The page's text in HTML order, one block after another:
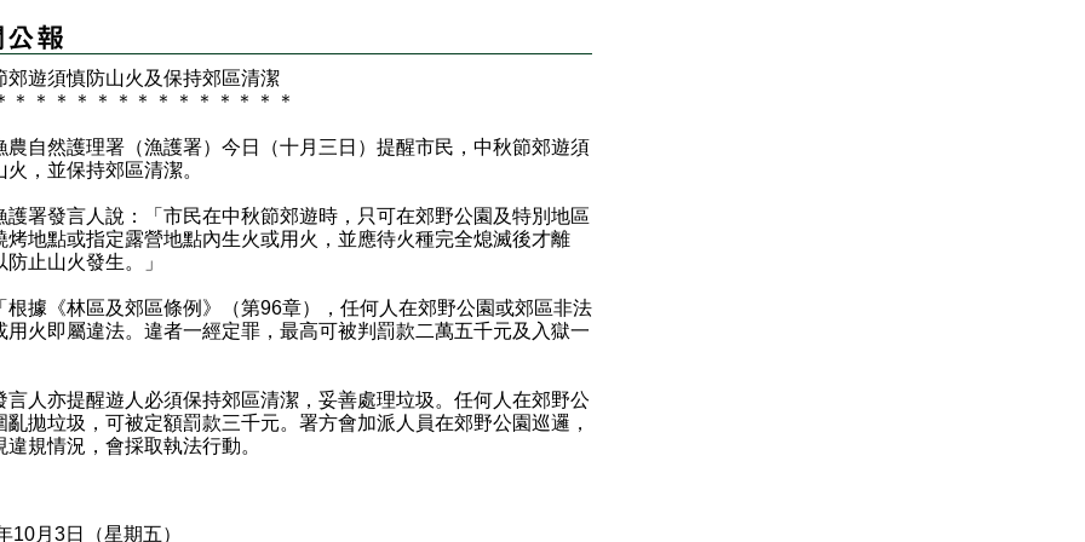
郊遊須慎防山火及保持郊區清潔
＊ ＊ ＊ ＊ ＊ ＊ ＊ ＊ ＊ ＊ ＊ ＊ ＊ ＊
然護理署（漁護署）今日（十月三日）提醒市民，中秋節郊遊須
火，並保持郊區清潔。
發言人說：「市民在中秋節郊遊時，只可在郊野公園及特別地區
烤地點或指定露營地點內生火或用火，並應待火種完全熄滅後才離
防止山火發生。」
《林區及郊區條例》（第96章），任何人在郊野公園或郊區非法
用火即屬違法。違者一經定罪，最高可被判罰款二萬五千元及入獄一
亦提醒遊人必須保持郊區清潔，妥善處理垃圾。任何人在郊野公
亂拋垃圾，可被定額罰款三千元。署方會加派人員在郊野公園巡邏，
違規情況，會採取執法行動。
10月3日（星期五）